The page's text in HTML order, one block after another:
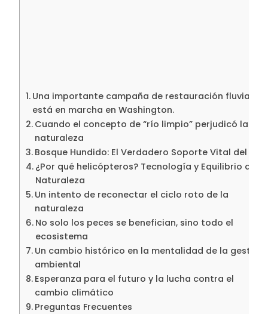
Una importante campaña de restauración fluvial
está en marcha en Washington.
Cuando el concepto de “río limpio” perjudicó la
naturaleza
Bosque Hundido: El Verdadero Soporte Vital del Río
¿Por qué helicópteros? Tecnología y Equilibrio de la
Naturaleza
Un intento de reconectar el ciclo roto de la
naturaleza
No solo los peces se benefician, sino todo el
ecosistema
Un cambio histórico en la mentalidad de la gestión
ambiental
Esperanza para el futuro y la lucha contra el
cambio climático
Preguntas Frecuentes